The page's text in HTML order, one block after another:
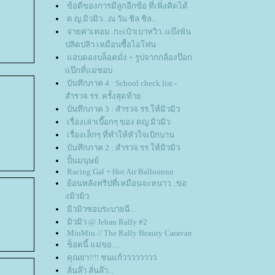
ข้อดีของการมีลูกอีกข้อ ที่เพิ่งคิดได้
ด.ญ.มิวมิว...ณ วัน ชิล ชิล...
จ่ายค่าเทอม..กะเป๋าเบาหวิว..แบ๊งพัน
ปลิดปลิว เหมือนซื้อไอโฟน
อบดองบล็อคมั่ง + รูปจากกล้องป๊อก
ป๊กที่แม่ชอบ
บันทึกภาค 4 : School check list.-
สำรวจ รร. ครั้งสุดท้า
บันทึกภาค 3 : สำรวจ รร.ให้มิวมิว
เรื่องเล่าเบื๊อกๆ ของ ดญ.มิวมิว
เรื่องเล็กๆ ที่ทำให้หัวใจเบิกบาน
บันทึกภาค 2 : สำรวจ รร.ให้มิวมิว
ปั้นมนุษย์
Racing Gal + Hot Air Balloonnn
้อนหลังทริปที่เหมือนจะหนาว...ขอ
งมิวมิว
มิวมิวชอบระบายฉี...
มิวมิว @ Jeban Rally #2
MiuMiu // The Rally Beauty Caravan
ช็อตนี้ แม่ขอ.....
คุณย่า!!!! ชนแก้วววววววว
ลั่นล๊า ลั่นล๊า...